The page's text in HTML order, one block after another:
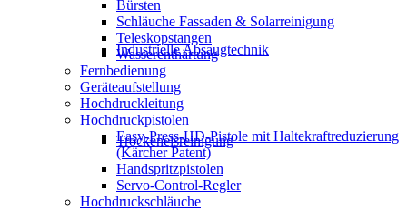
Industrielle Absaugtechnik
Trockeneisreinigung
Bürsten
Schläuche Fassaden & Solarreinigung
Teleskopstangen
Wasserenthärtung
Fernbedienung
Geräteaufstellung
Hochdruckleitung
Hochdruckpistolen
Easy-Press-HD-Pistole mit Haltekraftreduzierung
(Kärcher Patent)
Handspritzpistolen
Servo-Control-Regler
Hochdruckschläuche